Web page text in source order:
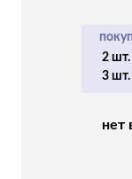
2 шт.
3 шт.
нет